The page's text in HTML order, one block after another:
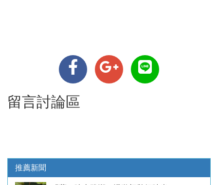
留言討論區
推薦新聞